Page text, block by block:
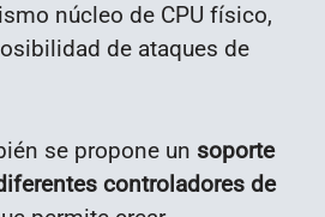
núcleo de CPU físico,
de ataques de
se propone un soporte
controladores de